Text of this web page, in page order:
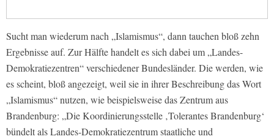
Sucht man wiederum nach „Islamismus“, dann tauchen bloß zehn
Ergebnisse auf. Zur Hälfte handelt es sich dabei um „Landes-
Demokratiezentren“ verschiedener Bundesländer. Die werden, wie
es scheint, bloß angezeigt, weil sie in ihrer Beschreibung das Wort
„Islamismus“ nutzen, wie beispielsweise das Zentrum aus
Brandenburg: „Die Koordinierungsstelle ‚Tolerantes Brandenburg‘
bündelt als Landes-Demokratiezentrum staatliche und